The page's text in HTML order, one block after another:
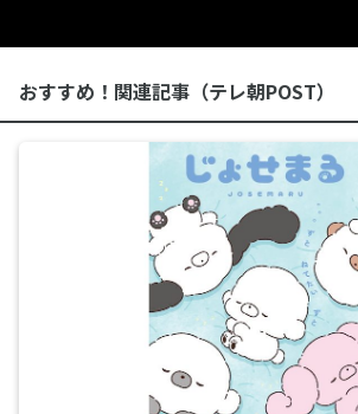
おすすめ！関連記事（テレ朝POST）